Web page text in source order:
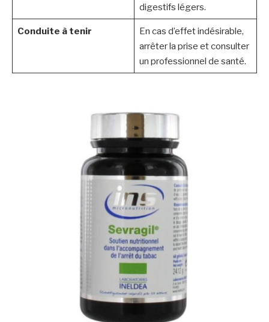
digestifs légers.
Conduite à tenir
En cas d’effet indésirable,
arrêter la prise et consulter
un professionnel de santé.